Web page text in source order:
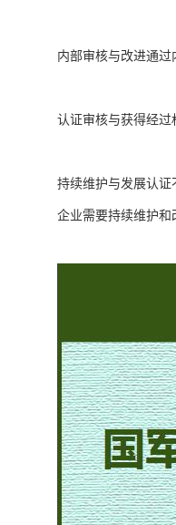
内部审核与改进通过
认证审核与获得经过
持续维护与发展认证
企业需要持续维护和